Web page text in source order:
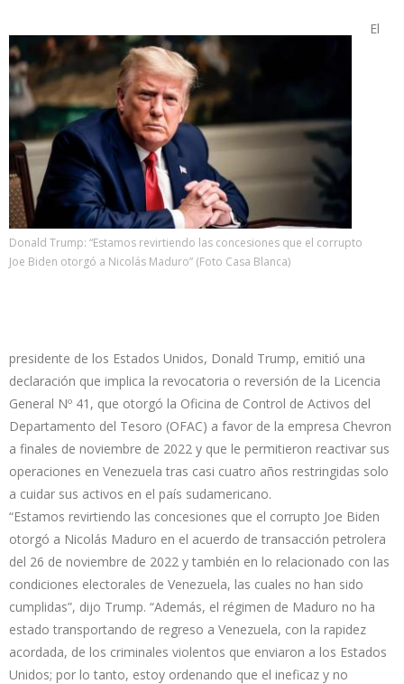
Donald Trump: “Estamos revirtiendo las concesiones que el corrupto
Joe Biden otorgó a Nicolás Maduro” (Foto Casa Blanca)
El
presidente de los Estados Unidos, Donald Trump, emitió una
declaración que implica la revocatoria o reversión de la Licencia
General Nº 41, que otorgó la Oficina de Control de Activos del
Departamento del Tesoro (OFAC) a favor de la empresa Chevron
a finales de noviembre de 2022 y que le permitieron reactivar sus
operaciones en Venezuela tras casi cuatro años restringidas solo
a cuidar sus activos en el país sudamericano.
“Estamos revirtiendo las concesiones que el corrupto Joe Biden
otorgó a Nicolás Maduro en el acuerdo de transacción petrolera
del 26 de noviembre de 2022 y también en lo relacionado con las
condiciones electorales de Venezuela, las cuales no han sido
cumplidas”, dijo Trump. “Además, el régimen de Maduro no ha
estado transportando de regreso a Venezuela, con la rapidez
acordada, de los criminales violentos que enviaron a los Estados
Unidos; por lo tanto, estoy ordenando que el ineficaz y no